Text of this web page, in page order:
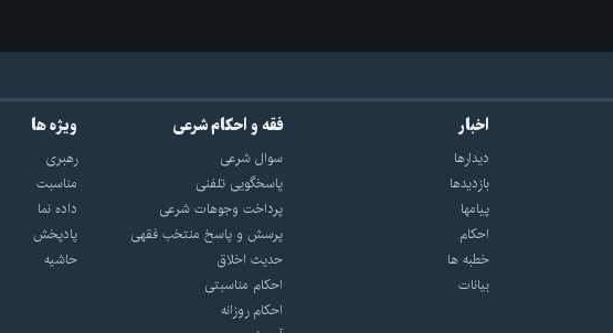
اخبار
دیدارها
بازديدها
پيامها
احكام
خطبه ها
بیانات
فقه و احکام شرعی
سوال شرعی
پاسخگویی تلفنی
پرداخت وجوهات شرعی
پرسش و پاسخ منتخب فقهی
حدیث اخلاق
احکام مناسبتی
احکام روزانه
ویژه ها
رهبری
مناسبت
داده نما
پادپخش
حاشیه